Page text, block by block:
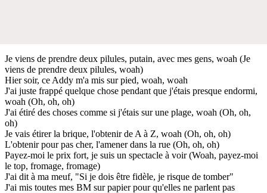
Je viens de prendre deux pilules, putain, avec mes gens, woah (Je
viens de prendre deux pilules, woah)
Hier soir, ce Addy m'a mis sur pied, woah, woah
J'ai juste frappé quelque chose pendant que j'étais presque endormi,
woah (Oh, oh, oh)
J'ai étiré des choses comme si j'étais sur une plage, woah (Oh, oh,
oh)
Je vais étirer la brique, l'obtenir de A à Z, woah (Oh, oh, oh)
L'obtenir pour pas cher, l'amener dans la rue (Oh, oh, oh)
Payez-moi le prix fort, je suis un spectacle à voir (Woah, payez-moi
le top, fromage, fromage)
J'ai dit à ma meuf, "Si je dois être fidèle, je risque de tomber"
J'ai mis toutes mes BM sur papier pour qu'elles ne parlent pas